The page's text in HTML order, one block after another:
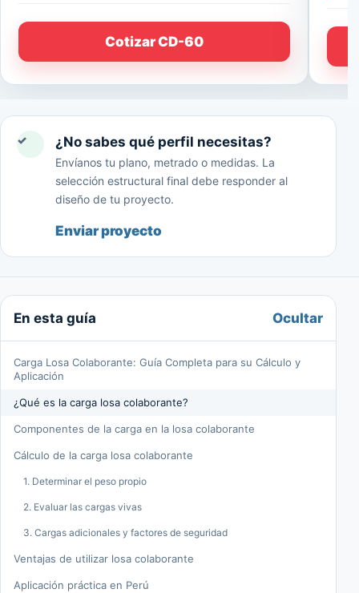
Cotizar CD-60
✓ ¿No sabes qué perfil necesitas?
Envíanos tu plano, metrado o medidas. La
selección estructural final debe responder al
diseño de tu proyecto.
Enviar proyecto
En esta guía Ocultar
Carga Losa Colaborante: Guía Completa para su Cálculo y
Aplicación
¿Qué es la carga losa colaborante?
Componentes de la carga en la losa colaborante
Cálculo de la carga losa colaborante
1. Determinar el peso propio
2. Evaluar las cargas vivas
3. Cargas adicionales y factores de seguridad
Ventajas de utilizar losa colaborante
Aplicación práctica en Perú